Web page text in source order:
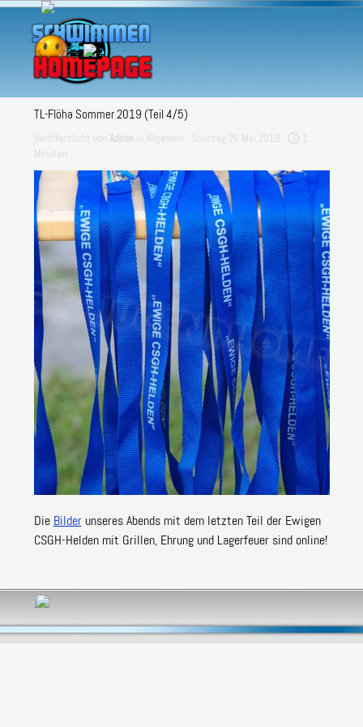
Direkt zum Seiteninhalt
Menü überspringen
TL-Flöha Sommer 2019 (Teil 4/5)
Veröffentlicht von Admin Allgemein · Sonntag 26 Mai 2019 ·
1
Minuten
Die Bilderunseres Abends mit dem letzten Teil der Ewigen
CSGH-Helden mit Grillen, Ehrung und Lagerfeuer sind online!